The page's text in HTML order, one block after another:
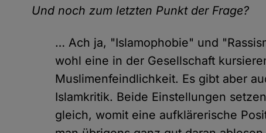
Und noch zum letzten Punkt der Frage?
… Ach ja, "Islamophobie" und
wohl eine in der Gesellschaft
Muslimenfeindlichkeit. Es gibt aber
Islamkritik. Beide Einstellungen
gleich, womit eine aufklärerische